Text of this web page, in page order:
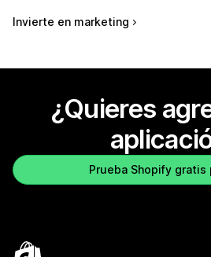
Invierte en marketing
¿Quieres
Prueba Shopify gratis